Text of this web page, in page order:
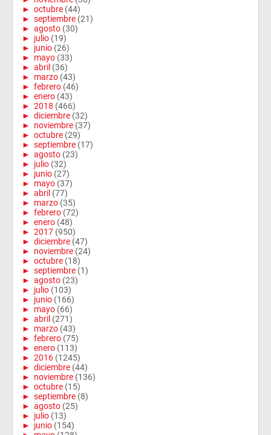
► octubre (44)
► septiembre (21)
► agosto (30)
► julio (19)
► junio (26)
► mayo (33)
► abril (36)
► marzo (43)
► febrero (46)
► enero (43)
► 2018 (466)
► diciembre (32)
► noviembre (37)
► octubre (29)
► septiembre (17)
► agosto (23)
► julio (32)
► junio (27)
► mayo (37)
► abril (77)
► marzo (35)
► febrero (72)
► enero (48)
► 2017 (950)
► diciembre (47)
► noviembre (24)
► octubre (18)
► septiembre (1)
► agosto (23)
► julio (103)
► junio (166)
► mayo (66)
► abril (271)
► marzo (43)
► febrero (75)
► enero (113)
► 2016 (1245)
► diciembre (44)
► noviembre (136)
► octubre (15)
► septiembre (8)
► agosto (25)
► julio (13)
► junio (154)